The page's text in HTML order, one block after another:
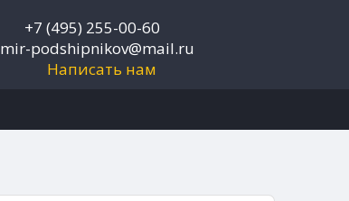
+7 (495) 255-00-60
mir-podshipnikov@mail.ru
Написать нам